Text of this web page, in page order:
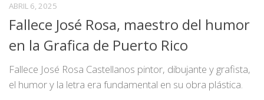
ABRIL 6, 2025
Fallece José Rosa, maestro del humor
en la Grafica de Puerto Rico
Fallece José Rosa Castellanos pintor, dibujante y grafista,
el humor y la letra era fundamental en su obra plástica.